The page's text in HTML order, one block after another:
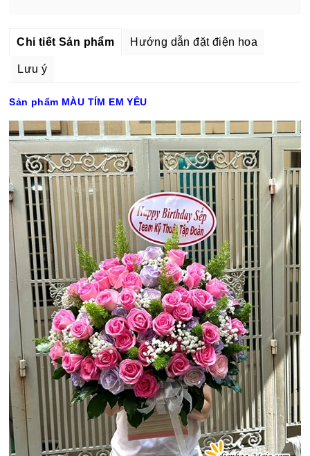
Chi tiết Sản phẩm Hướng dẫn đặt điện hoa
Lưu ý
Sản phẩm MÀU TÍM EM YÊU